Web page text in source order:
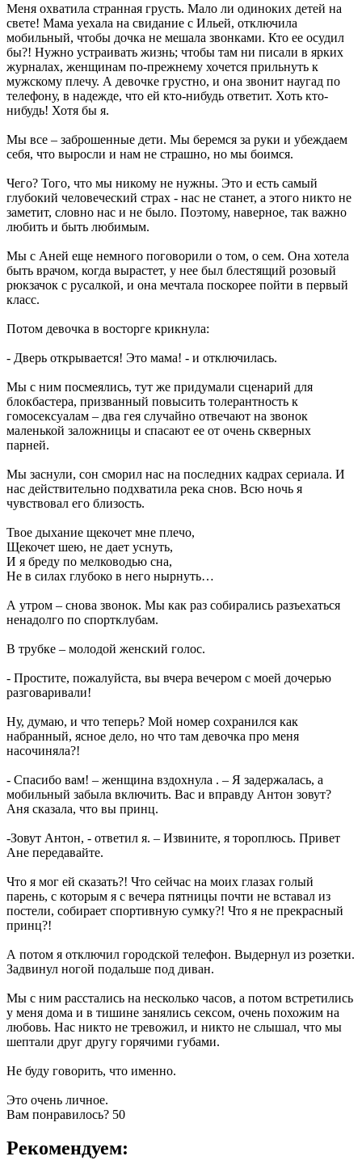
Меня охватила странная грусть. Мало ли одиноких детей на
свете! Мама уехала на свидание с Ильей, отключила
мобильный, чтобы дочка не мешала звонками. Кто ее осудил
бы?! Нужно устраивать жизнь; чтобы там ни писали в ярких
журналах, женщинам по-прежнему хочется прильнуть к
мужскому плечу. А девочке грустно, и она звонит наугад по
телефону, в надежде, что ей кто-нибудь ответит. Хоть кто-
нибудь! Хотя бы я.
Мы все – заброшенные дети. Мы беремся за руки и убеждаем
себя, что выросли и нам не страшно, но мы боимся.
Чего? Того, что мы никому не нужны. Это и есть самый
глубокий человеческий страх - нас не станет, а этого никто не
заметит, словно нас и не было. Поэтому, наверное, так важно
любить и быть любимым.
Мы с Аней еще немного поговорили о том, о сем. Она хотела
быть врачом, когда вырастет, у нее был блестящий розовый
рюкзачок с русалкой, и она мечтала поскорее пойти в первый
класс.
Потом девочка в восторге крикнула:
- Дверь открывается! Это мама! - и отключилась.
Мы с ним посмеялись, тут же придумали сценарий для
блокбастера, призванный повысить толерантность к
гомосексуалам – два гея случайно отвечают на звонок
маленькой заложницы и спасают ее от очень скверных
парней.
Мы заснули, сон сморил нас на последних кадрах сериала. И
нас действительно подхватила река снов. Всю ночь я
чувствовал его близость.
Твое дыхание щекочет мне плечо,
Щекочет шею, не дает уснуть,
И я бреду по мелководью сна,
Не в силах глубоко в него нырнуть…
А утром – снова звонок. Мы как раз собирались разъехаться
ненадолго по спортклубам.
В трубке – молодой женский голос.
- Простите, пожалуйста, вы вчера вечером с моей дочерью
разговаривали!
Ну, думаю, и что теперь? Мой номер сохранился как
набранный, ясное дело, но что там девочка про меня
насочиняла?!
- Спасибо вам! – женщина вздохнула . – Я задержалась, а
мобильный забыла включить. Вас и вправду Антон зовут?
Аня сказала, что вы принц.
-Зовут Антон, - ответил я. – Извините, я тороплюсь. Привет
Ане передавайте.
Что я мог ей сказать?! Что сейчас на моих глазах голый
парень, с которым я с вечера пятницы почти не вставал из
постели, собирает спортивную сумку?! Что я не прекрасный
принц?!
А потом я отключил городской телефон. Выдернул из розетки.
Задвинул ногой подальше под диван.
Мы с ним расстались на несколько часов, а потом встретились
у меня дома и в тишине занялись сексом, очень похожим на
любовь. Нас никто не тревожил, и никто не слышал, что мы
шептали друг другу горячими губами.
Не буду говорить, что именно.
Это очень личное.
Вам понравилось? 50
Рекомендуем: